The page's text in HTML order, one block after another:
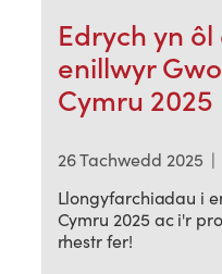
Edrych yn
enillwyr
Cymru 2025
26 Tachwedd 2025 |
Llongyfarchiadau i
Cymru 2025 ac i'r
rhestr fer!